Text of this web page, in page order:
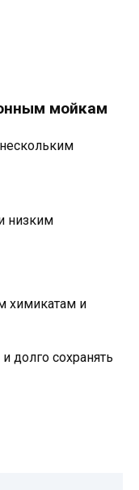
мойкам
низким
химикатам и
долго сохранять